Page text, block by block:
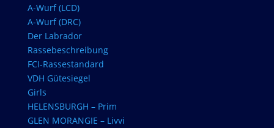
A-Wurf (LCD)
A-Wurf (DRC)
Der Labrador
Rassebeschreibung
FCI-Rassestandard
VDH Gütesiegel
Girls
HELENSBURGH – Prim
GLEN MORANGIE – Livvi